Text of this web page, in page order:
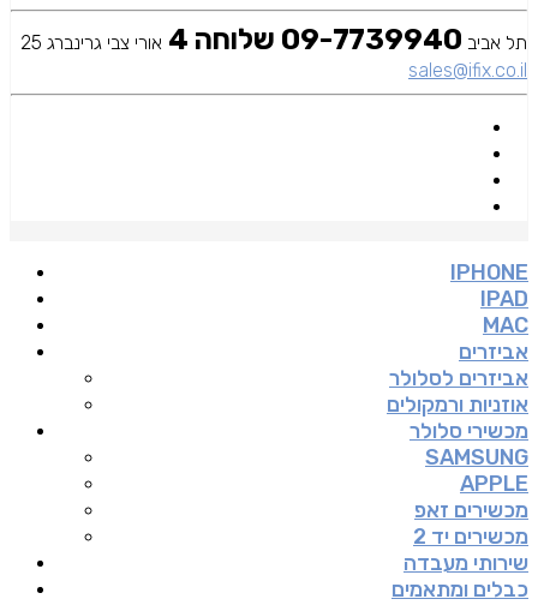
תל אביב 09-7739940 שלוחה 4
אורי צבי גרינברג 25
sales@ifix.co.il
IPHONE
IPAD
MAC
אביזרים
אביזרים לסלולר
אוזניות ורמקולים
מכשירי סלולר
SAMSUNG
APPLE
מכשירים זאפ
מכשירים יד 2
שירותי מעבדה
כבלים ומתאמים